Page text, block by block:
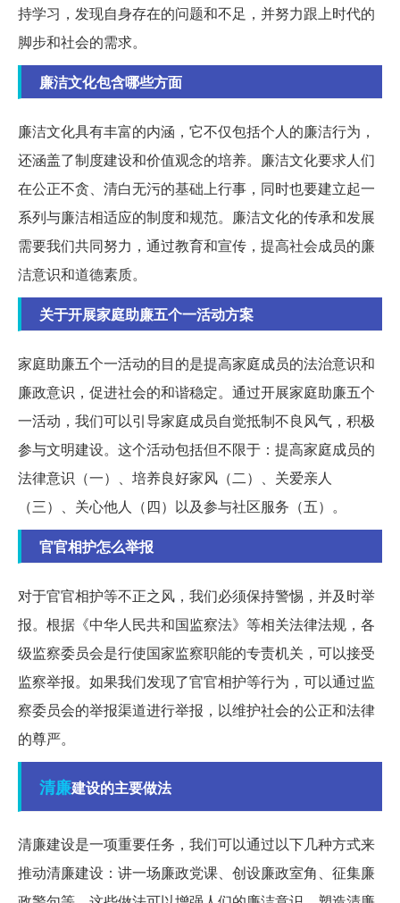
持学习，发现自身存在的问题和不足，并努力跟上时代的
脚步和社会的需求。
廉洁文化包含哪些方面
廉洁文化具有丰富的内涵，它不仅包括个人的廉洁行为，
还涵盖了制度建设和价值观念的培养。廉洁文化要求人们
在公正不贪、清白无污的基础上行事，同时也要建立起一
系列与廉洁相适应的制度和规范。廉洁文化的传承和发展
需要我们共同努力，通过教育和宣传，提高社会成员的廉
洁意识和道德素质。
关于开展家庭助廉五个一活动方案
家庭助廉五个一活动的目的是提高家庭成员的法治意识和
廉政意识，促进社会的和谐稳定。通过开展家庭助廉五个
一活动，我们可以引导家庭成员自觉抵制不良风气，积极
参与文明建设。这个活动包括但不限于： 提高家庭成员的
法律意识（一）、培养良好家风（二）、关爱亲人
（三）、关心他人（四）以及参与社区服务（五） 。
官官相护怎么举报
对于官官相护等不正之风，我们必须保持警惕，并及时举
报。根据《中华人民共和国监察法》等相关法律法规，各
级监察委员会是行使国家监察职能的专责机关，可以接受
监察举报。如果我们发现了官官相护等行为，可以通过监
察委员会的举报渠道进行举报，以维护社会的公正和法律
的尊严。
清廉建设的主要做法
清廉建设是一项重要任务，我们可以通过以下几种方式来
推动清廉建设： 讲一场廉政党课、创设廉政室角、征集廉